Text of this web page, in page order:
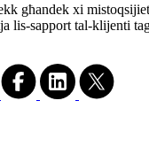
għandek xi
lis-sapport tal-klijenti